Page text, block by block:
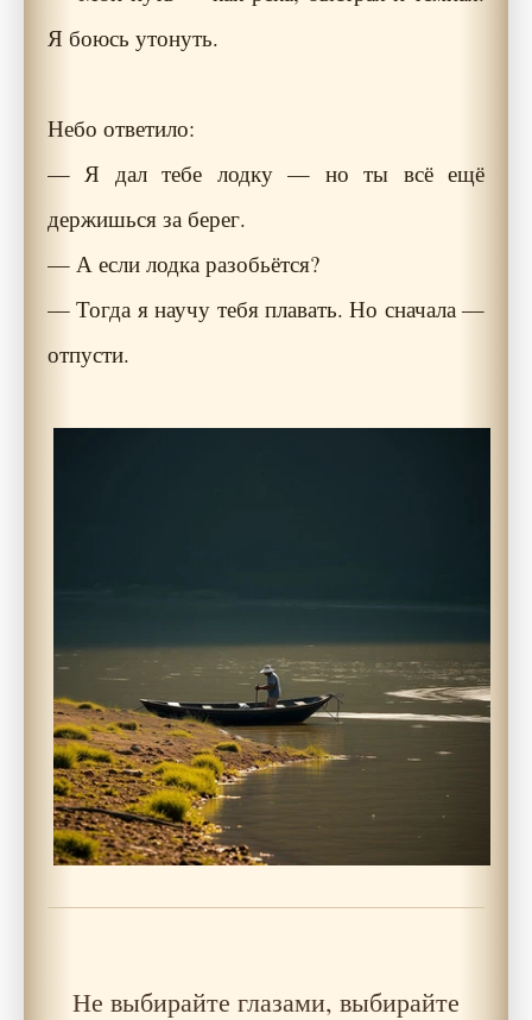
Я боюсь утонуть.
Небо ответило:
— Я дал тебе лодку — но ты всё ещё
держишься за берег.
— А если лодка разобьётся?
— Тогда я научу тебя плавать. Но сначала —
отпусти.
Не выбирайте глазами, выбирайте